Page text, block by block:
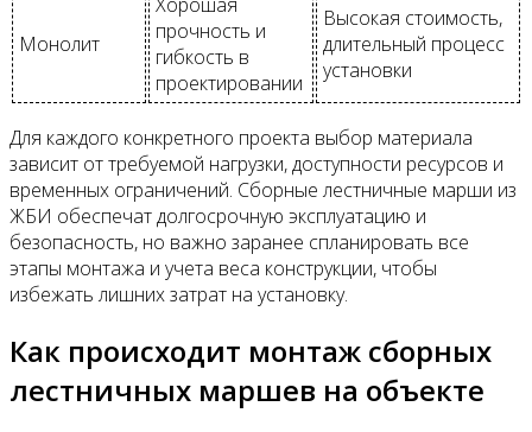
Монолит
прочность и
гибкость в
проектировании
Высокая стоимость,
длительный процесс
установки
Для каждого конкретного проекта выбор материала
зависит от требуемой нагрузки, доступности ресурсов и
временных ограничений. Сборные лестничные марши из
ЖБИ обеспечат долгосрочную эксплуатацию и
безопасность, но важно заранее спланировать все
этапы монтажа и учета веса конструкции, чтобы
избежать лишних затрат на установку.
Как происходит монтаж сборных
лестничных маршев на объекте